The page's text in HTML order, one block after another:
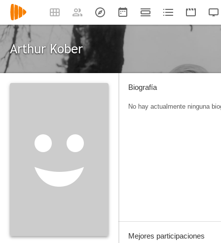
Arthur Kober
Biografía
No hay actualmente ninguna
Mejores participaciones